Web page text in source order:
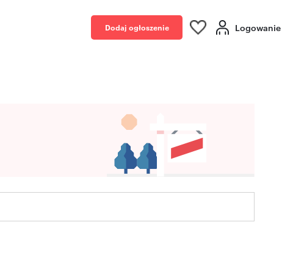
Dodaj ogłoszenie Logowanie